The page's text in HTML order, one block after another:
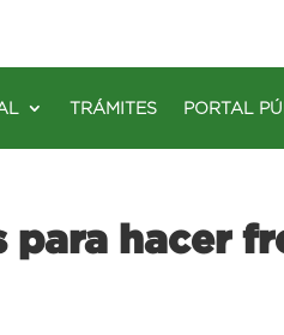
TRÁMITES PORTAL
para hacer